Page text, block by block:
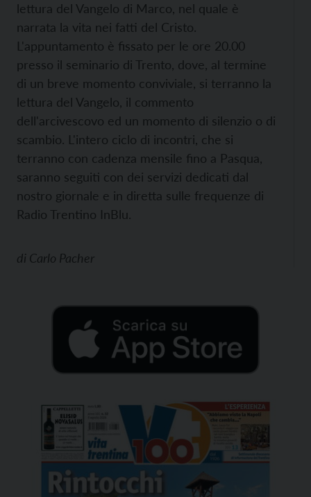
lettura del Vangelo di Marco, nel quale è
narrata la vita nei fatti del Cristo.
L'appuntamento è fissato per le ore 20.00
presso il seminario di Trento, dove, al termine
di un breve momento conviviale, si terranno la
lettura del Vangelo, il commento
dell'arcivescovo ed un momento di silenzio o di
scambio. L'intero ciclo di incontri, che si
terranno con cadenza mensile fino a Pasqua,
saranno seguiti con dei servizi dedicati dal
nostro giornale e in diretta sulle frequenze di
Radio Trentino InBlu.
di Carlo Pacher